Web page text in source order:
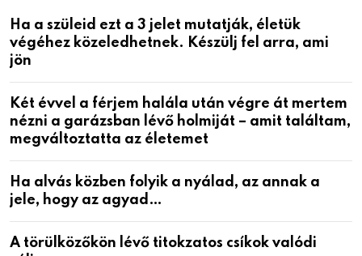
Ha a szüleid ezt a 3 jelet mutatják, életük
végéhez közeledhetnek. Készülj fel arra, ami
jön
Két évvel a férjem halála után végre át mertem
nézni a garázsban lévő holmiját – amit találtam,
megváltoztatta az életemet
Ha alvás közben folyik a nyálad, az annak a
jele, hogy az agyad…
A törülközőkön lévő titokzatos csíkok valódi